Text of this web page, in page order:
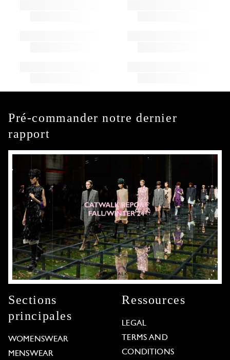
Pré-commander notre dernier
rapport
Sections
principales
WOMENSWEAR
MENSWEAR
Ressources
LEGAL
TERMS AND
CONDITIONS